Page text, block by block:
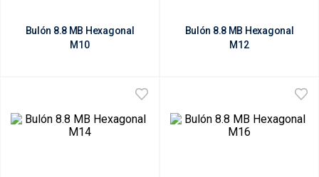
Bulón 8.8 MB Hexagonal
M10
Bulón 8.8 MB Hexagonal
M12